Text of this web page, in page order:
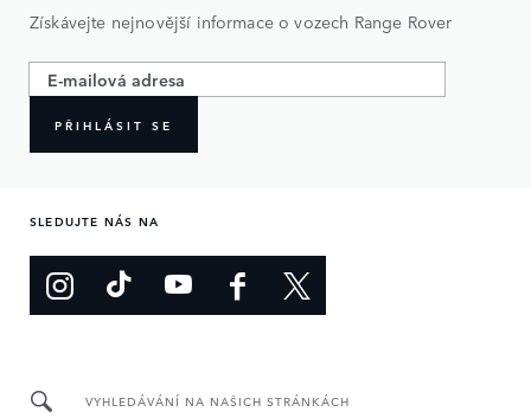
Získávejte nejnovější informace o vozech Range Rover
PŘIHLÁSIT SE
SLEDUJTE NÁS NA
VYHLEDÁVÁNÍ NA NAŠICH STRÁNKÁCH